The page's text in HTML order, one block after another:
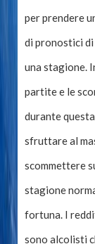
per prendere
di pronostici
una stagione.
partite e le
durante
sfruttare al
scommettere
stagione
fortuna. I
sono alcolisti